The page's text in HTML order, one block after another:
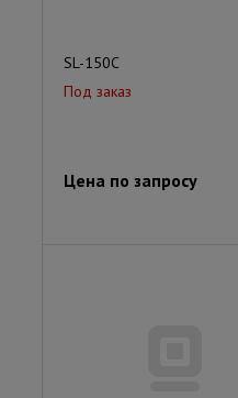
SL-150C
Под заказ
Цена по запросу